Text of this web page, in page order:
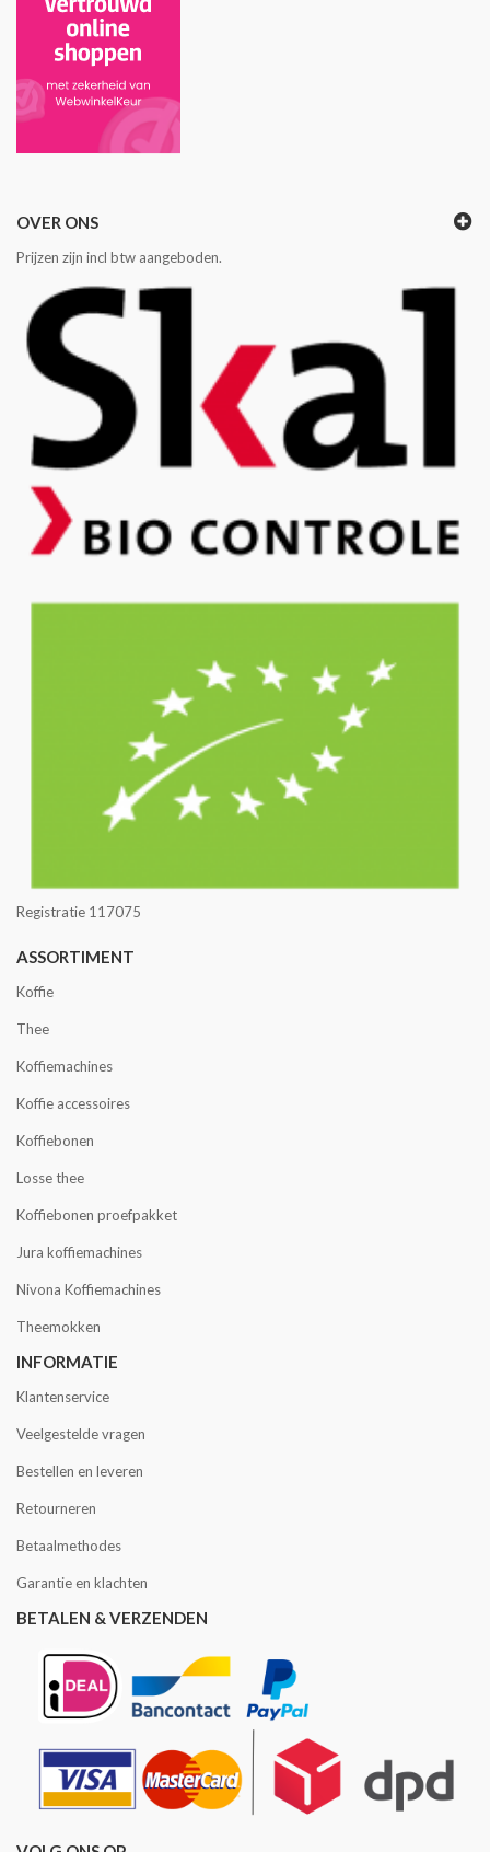
OVER ONS
Prijzen zijn incl btw aangeboden.
Registratie 117075
ASSORTIMENT
Koffie
Thee
Koffiemachines
Koffie accessoires
Koffiebonen
Losse thee
Koffiebonen proefpakket
Jura koffiemachines
Nivona Koffiemachines
Theemokken
INFORMATIE
Klantenservice
Veelgestelde vragen
Bestellen en leveren
Retourneren
Betaalmethodes
Garantie en klachten
BETALEN & VERZENDEN